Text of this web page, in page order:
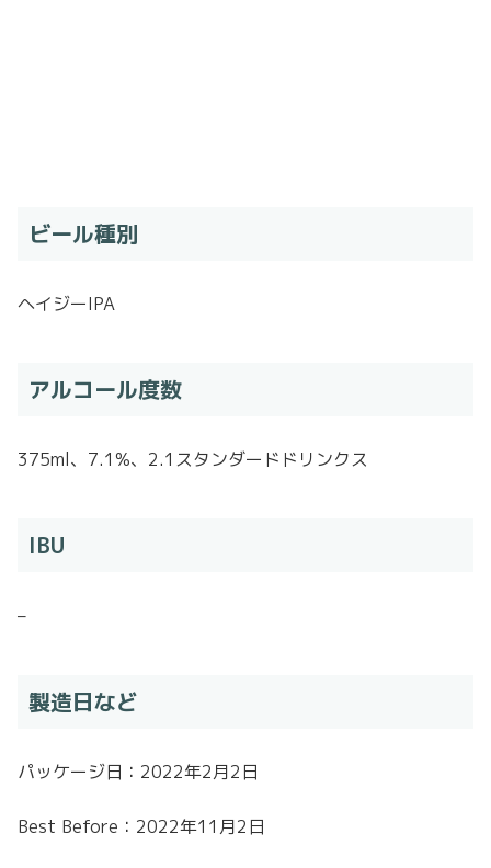
ビール種別
ヘイジーIPA
アルコール度数
375ml、7.1%、2.1スタンダードドリンクス
IBU
–
製造日など
パッケージ日：2022年2月2日
Best Before：2022年11月2日